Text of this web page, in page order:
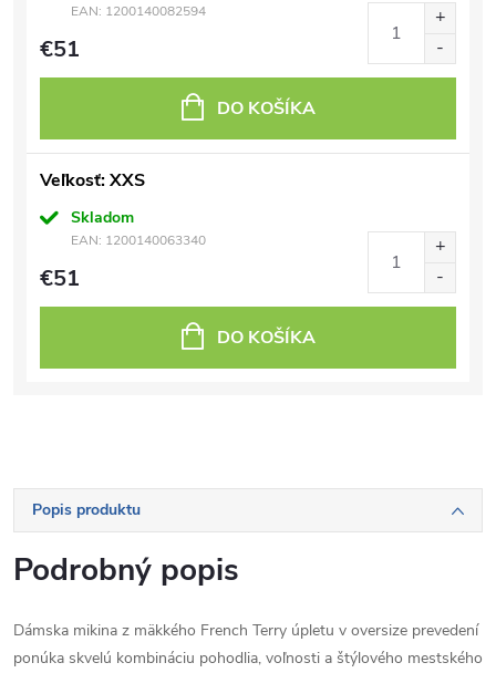
EAN: 1200140082594
€51
DO KOŠÍKA
Veľkosť: XXS
Skladom
EAN: 1200140063340
€51
DO KOŠÍKA
Popis produktu
Podrobný popis
Dámska mikina z mäkkého French Terry úpletu v oversize prevedení
ponúka skvelú kombináciu pohodlia, voľnosti a štýlového mestského